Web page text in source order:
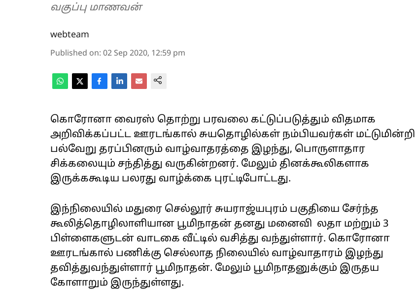
வகுப்பு மாணவன்
webteam
Published on: 02 Sep 2020, 12:59 pm
கொரோனா வைரஸ் தொற்று பரவலை கட்டுப்படுத்தும் விதமாக
அறிவிக்கப்பட்ட ஊரடங்கால் சுயதொழில்கள் நம்பியவர்கள் மட்டுமின்றி
பல்வேறு தரப்பினரும் வாழ்வாதரத்தை இழந்து, பொருளாதார
சிக்கலையும் சந்தித்து வருகின்றனர். மேலும் தினக்கூலிகளாக
இருக்ககூடிய பலரது வாழ்க்கை புரட்டிபோட்டது.
இந்நிலையில் மதுரை செல்லூர் சுயராஜ்யபுரம் பகுதியை சேர்ந்த
கூலித்தொழிலாளியான பூமிநாதன் தனது மனைவி லதா மற்றும் 3
பிள்ளைகளுடன் வாடகை வீட்டில் வசித்து வந்துள்ளார். கொரோனா
ஊரடங்கால் பணிக்கு செல்லாத நிலையில் வாழ்வாதாரம் இழந்து
தவித்துவந்துள்ளார் பூமிநாதன். மேலும் பூமிநாதனுக்கும் இருதய
கோளாறும் இருந்துள்ளது.